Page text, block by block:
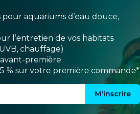
aquariums d’eau douce,
l’entretien de vos habitats
chauffage)
première
% sur votre première commande*
M'inscrire